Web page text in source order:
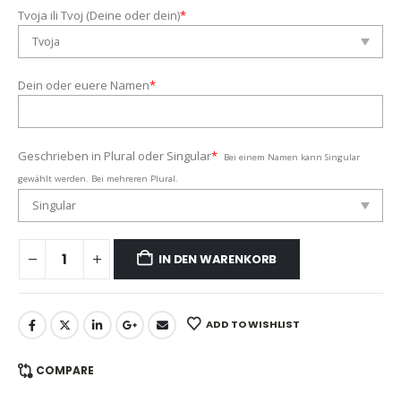
Tvoja ili Tvoj (Deine oder dein)*
Dein oder euere Namen*
Geschrieben in Plural oder Singular*
Bei einem Namen kann Singular
gewählt werden. Bei mehreren Plural.
IN DEN WARENKORB
ADD TO WISHLIST
COMPARE